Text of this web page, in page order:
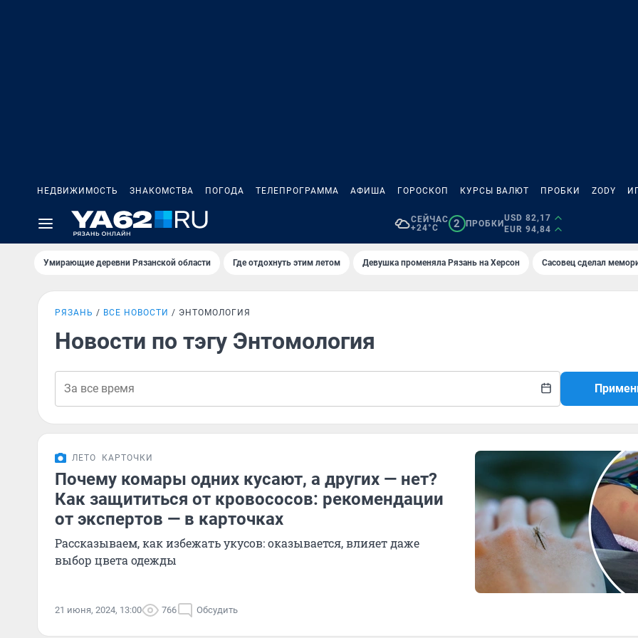
НЕДВИЖИМОСТЬ ЗНАКОМСТВА ПОГОДА ТЕЛЕПРОГРАММА АФИША ГОРОСКОП КУРСЫ ВАЛЮТ ПРОБКИ ZODY
СЕЙЧАС
+24°C
2 ПРОБКИ
USD 82,17
EUR 94,84
Умирающие деревни Рязанской области Где отдохнуть этим летом Девушка променяла Рязань на Херсон Сасовец сделал
РЯЗАНЬ ВСЕ НОВОСТИ ЭНТОМОЛОГИЯ
Новости по тэгу Энтомология
ЛЕТО КАРТОЧКИ
Почему комары одних кусают, а других — нет?
Как защититься от кровососов: рекомендации
от экспертов — в карточках
Рассказываем, как избежать укусов: оказывается, влияет даже
выбор цвета одежды
21 июня, 2024, 13:00 766 Обсудить